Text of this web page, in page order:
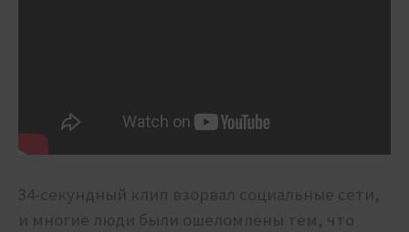
34-секундный клип взорвал социальные сети,
и многие люди были ошеломлены тем, что